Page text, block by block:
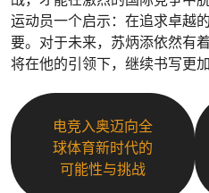
运动员一个启示：在追求卓越
要。对于未来，苏炳添依然有
将在他的引领下，继续书写更
电竞入奥迈向全
球体育新时代的
可能性与挑战